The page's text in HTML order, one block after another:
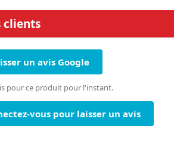
clients
un avis Google
pour ce produit pour l'instant.
vous pour laisser un avis